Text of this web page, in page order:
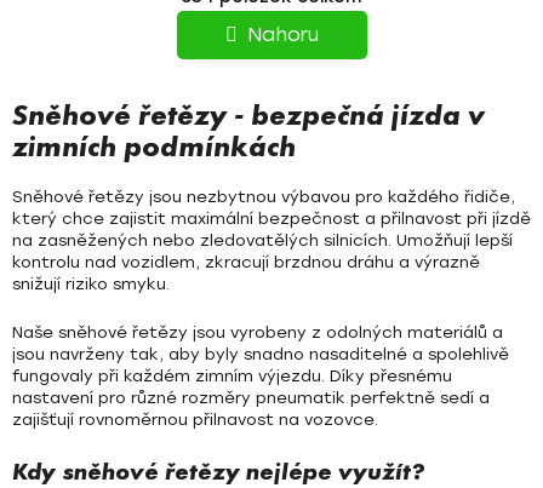
l
á
a
c
í
p
r
v
k
v
ý
p
i
s
u
R
Á
N
K
O
V
Á
Í
Nahoru
Sněhové řetězy - bezpečná jízda v
zimních podmínkách
Sněhové řetězy jsou nezbytnou výbavou pro každého řidiče,
který chce zajistit maximální bezpečnost a přilnavost při jízdě
na zasněžených nebo zledovatělých silnicích. Umožňují lepší
kontrolu nad vozidlem, zkracují brzdnou dráhu a výrazně
snižují riziko smyku.
Naše sněhové řetězy jsou vyrobeny z odolných materiálů a
jsou navrženy tak, aby byly snadno nasaditelné a spolehlivě
fungovaly při každém zimním výjezdu. Díky přesnému
nastavení pro různé rozměry pneumatik perfektně sedí a
zajišťují rovnoměrnou přilnavost na vozovce.
Kdy sněhové řetězy nejlépe využít?